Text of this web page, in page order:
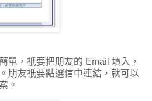
單，祇要把朋友的 Email 填入，
朋友祇要點選信中連結，就可以
。